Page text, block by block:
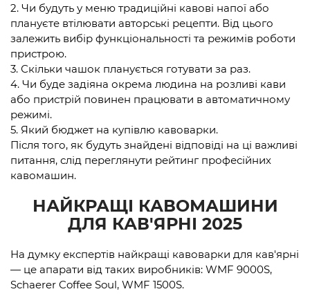
2. Чи будуть у меню традиційні кавові напої або
плануєте втілювати авторські рецепти. Від цього
залежить вибір функціональності та режимів роботи
пристрою.
3. Скільки чашок планується готувати за раз.
4. Чи буде задіяна окрема людина на розливі кави
або пристрій повинен працювати в автоматичному
режимі.
5. Який бюджет на купівлю кавоварки.
Після того, як будуть знайдені відповіді на ці важливі
питання, слід переглянути рейтинг професійних
кавомашин.
НАЙКРАЩІ КАВОМАШИНИ
ДЛЯ КАВ'ЯРНІ 2025
На думку експертів найкращі кавоварки для кав'ярні
— це апарати від таких виробників: WMF 9000S,
Schaerer Coffee Soul, WMF 1500S.